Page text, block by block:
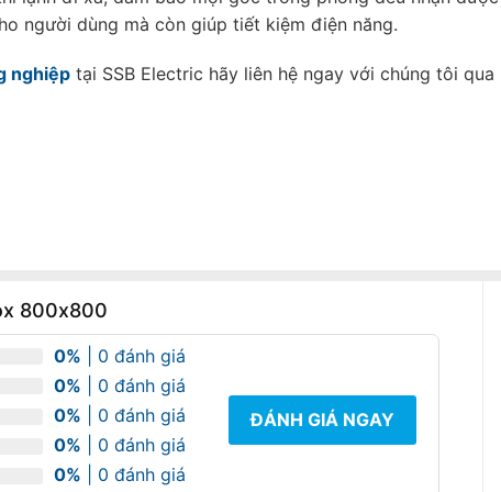
người dùng mà còn giúp tiết kiệm điện năng.
nghiệptại SSB Electric hãy liên hệ ngay với chúng tôi qua
800x800
0% | 0 đánh giá
0% | 0 đánh giá
0% | 0 đánh giá
0% | 0 đánh giá
0% | 0 đánh giá
ĐÁNH GIÁ NGAY